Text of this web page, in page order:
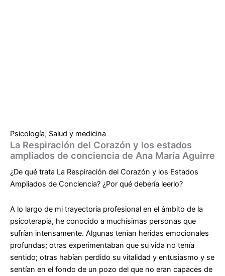
Psicología, Salud y medicina
La Respiración del Corazón y los estados
ampliados de conciencia de Ana María Aguirre
¿De qué trata La Respiración del Corazón y los Estados
Ampliados de Conciencia? ¿Por qué debería leerlo?
A lo largo de mi trayectoria profesional en el ámbito de la
psicoterapia, he conocido a muchísimas personas que
sufrían intensamente. Algunas tenían heridas emocionales
profundas; otras experimentaban que su vida no tenía
sentido; otras habían perdido su vitalidad y entusiasmo y se
sentían en el fondo de un pozo del que no eran capaces de